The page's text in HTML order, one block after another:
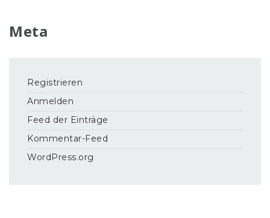
Meta
Registrieren
Anmelden
Feed der Einträge
Kommentar-Feed
WordPress.org